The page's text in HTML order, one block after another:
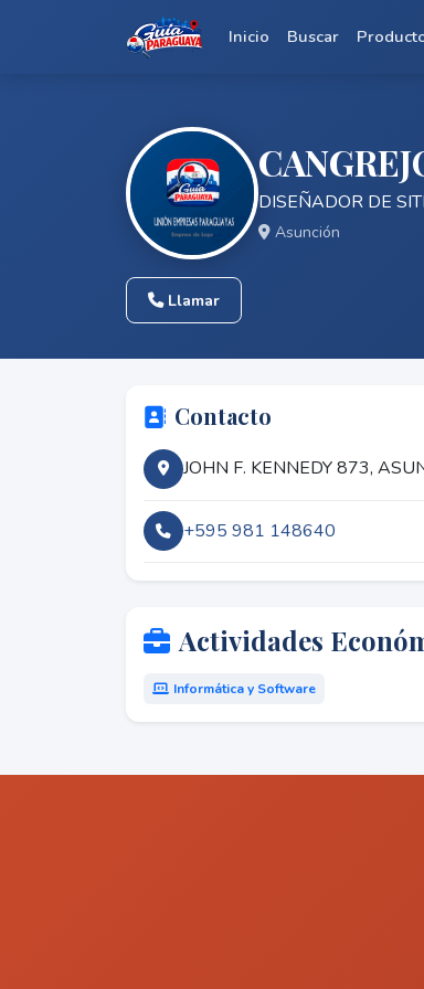
Inicio Buscar
DISEÑADOR DE
Asunción
Llamar
Contacto
JOHN F. KENNEDY 873,
+595 981 148640
Actividades
Informática y Software